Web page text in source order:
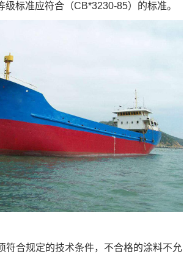
级标准应符合（CB*3230-85）的标准。
符合规定的技术条件，不合格的涂料不允